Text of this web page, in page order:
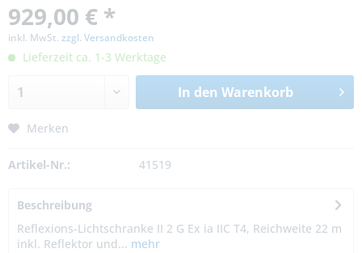
929,00 € *
inkl. MwSt. zzgl. Versandkosten
Lieferzeit ca. 1-3 Werktage
In den Warenkorb
Merken
Artikel-Nr.: 41519
Beschreibung
Reflexions-Lichtschranke II 2 G Ex ia IIC T4, Reichweite 22 m
inkl. Reflektor und... mehr